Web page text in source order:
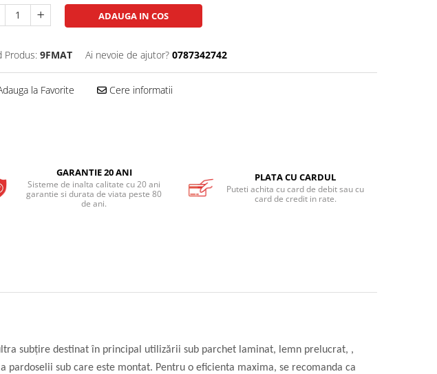
ADAUGA IN COS
Produs: 9FMAT Ai nevoie de ajutor? 0787342742
la Favorite Cere informatii
GARANTIE 20 ANI
Sisteme de inalta calitate cu 20 ani
garantie si durata de viata peste 80
de ani.
PLATA CU CARDUL
Puteti achita cu card de debit sau cu
card de credit in rate.
subțire destinat în principal utilizării sub parchet laminat, lemn prelucrat, ,
sub care este montat. Pentru o eficienta maxima, se recomanda ca